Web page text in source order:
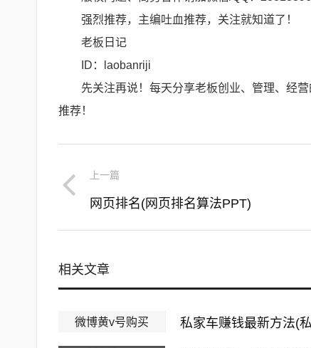
强烈推荐，主编吐血推荐，关注就知道了！
老板日记
ID：laobanriji
先关注再说！每天分享老板创业、管理、经
推荐！
上一篇
网页排名(网页排名算法PPT)
相关文章
微博黄v号购买 私家车赚钱最新方法(